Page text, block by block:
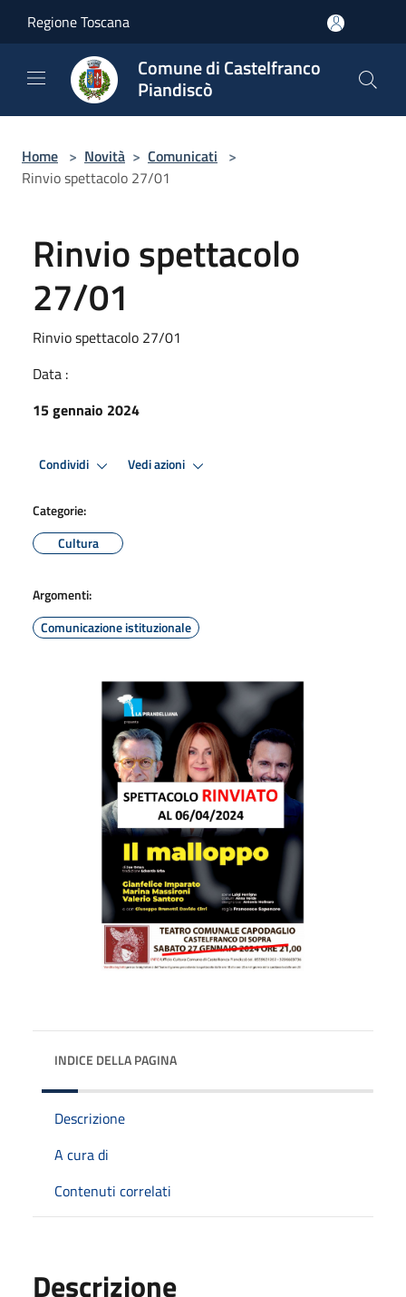
Regione Toscana
Comune di Castelfranco
Piandiscò
Home > Novità > Comunicati >
Rinvio spettacolo 27/01
Rinvio spettacolo
27/01
Rinvio spettacolo 27/01
Data :
15 gennaio 2024
Condividi Vedi azioni
Categorie:
Cultura
Argomenti:
Comunicazione istituzionale
INDICE DELLA PAGINA
Descrizione
A cura di
Contenuti correlati
Descrizione